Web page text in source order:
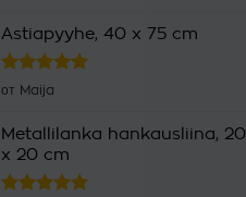
Astiapyyhe, 40 x 75 cm
Оценка
от Maija
Metallilanka hankausliina, 20
x 20 cm